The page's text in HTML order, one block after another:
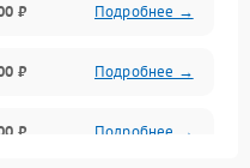
и другие
₽ Подробнее →
₽ Подробнее →
₽ Подробнее →